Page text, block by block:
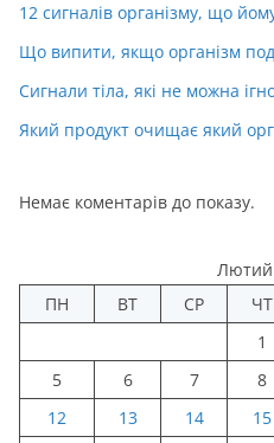
12 сигналів організму, що
Що випити, якщо організм
Сигнали тіла, які не можна
Який продукт очищає який
Немає коментарів до показу.
Лютий
ПН
ВТ СР ЧТ
1
5
6 7 8
12
13 14 15